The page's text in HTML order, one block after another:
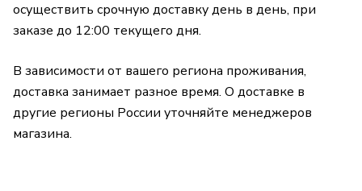
осуществить срочную доставку день в день, при
заказе до 12:00 текущего дня.
В зависимости от вашего региона проживания,
доставка занимает разное время. О доставке в
другие регионы России уточняйте менеджеров
магазина.